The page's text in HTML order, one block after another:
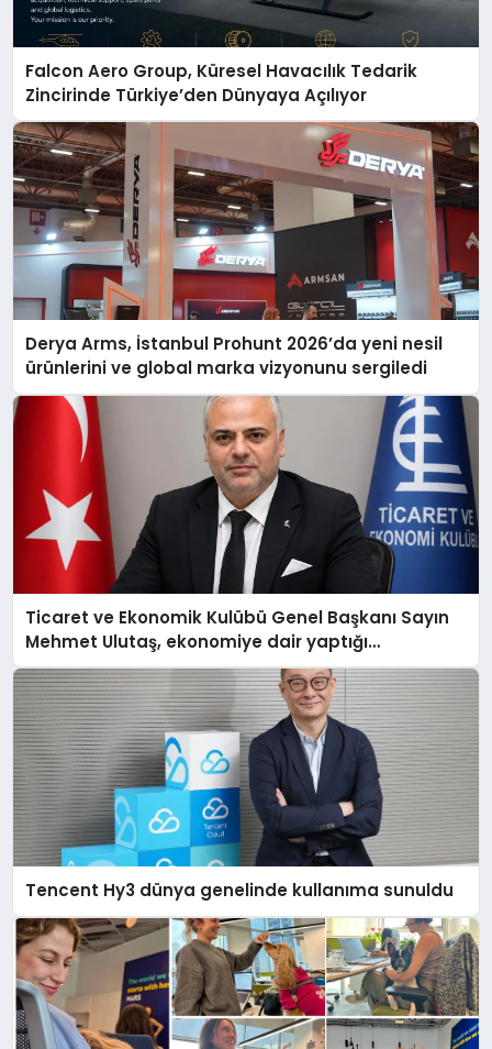
Falcon Aero Group, Küresel Havacılık Tedarik
Zincirinde Türkiye’den Dünyaya Açılıyor
Derya Arms, İstanbul Prohunt 2026’da yeni nesil
ürünlerini ve global marka vizyonunu sergiledi
Ticaret ve Ekonomik Kulübü Genel Başkanı Sayın
Mehmet Ulutaş, ekonomiye dair yaptığı
açıklamada şunları kaydetti:
Tencent Hy3 dünya genelinde kullanıma sunuldu